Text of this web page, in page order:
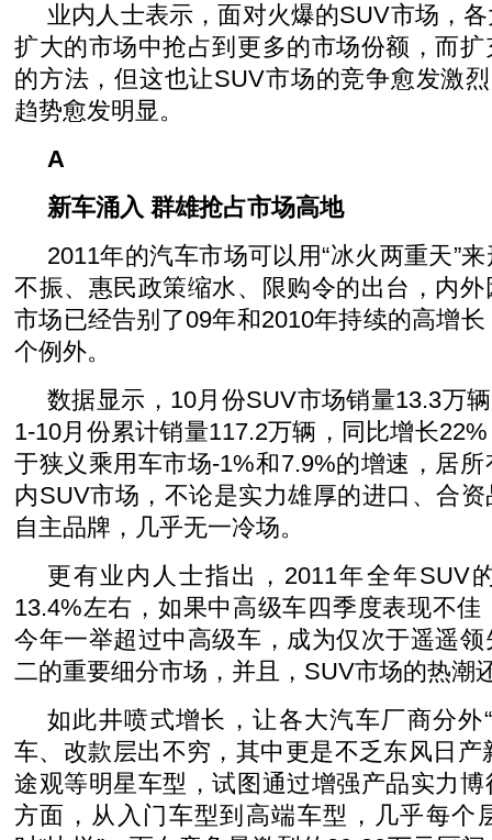
业内人士表示，面对火爆的SUV市场，
扩大的市场中抢占到更多的市场份额，而
的方法，但这也让SUV市场的竞争愈发激
趋势愈发明显。
A
新车涌入 群雄抢占市场高地
2011年的汽车市场可以用“冰火两重天”
不振、惠民政策缩水、限购令的出台，内
市场已经告别了09年和2010年持续的高增
个例外。
数据显示，10月份SUV市场销量13.3万
1-10月份累计销量117.2万辆，同比增长
于狭义乘用车市场-1%和7.9%的增速，居
内SUV市场，不论是实力雄厚的进口、合
自主品牌，几乎无一冷场。
更有业内人士指出，2011年全年SUV
13.4%左右，如果中高级车四季度表现不
今年一举超过中高级车，成为仅次于遥遥
二的重要细分市场，并且，SUV市场的热潮
如此井喷式增长，让各大汽车厂商分外
车、改款层出不穷，其中更是不乏东风日产
途观等明星车型，试图通过增强产品实力
方面，从入门车型到高端车型，几乎每个